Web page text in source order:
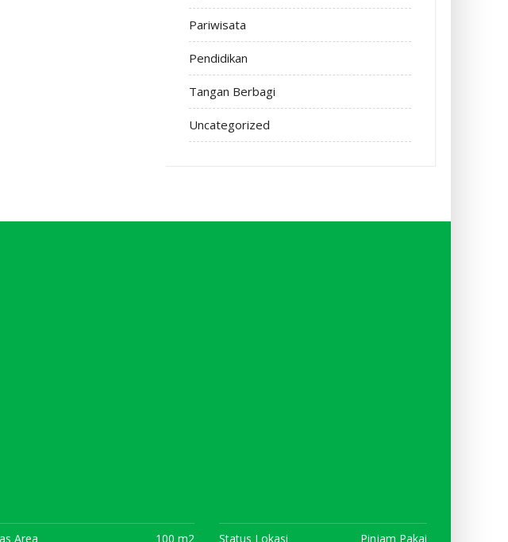
Pariwisata
Pendidikan
Tangan Berbagi
Uncategorized
Area 100 m2 Status Lokasi Pinjam Pakai